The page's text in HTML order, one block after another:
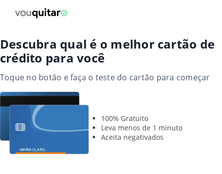
Descubra qual é o melhor cartão de
crédito para você
Toque no botão e faça o teste do cartão para começar
100% Gratuito
Leva menos de 1 minuto
Aceita negativados